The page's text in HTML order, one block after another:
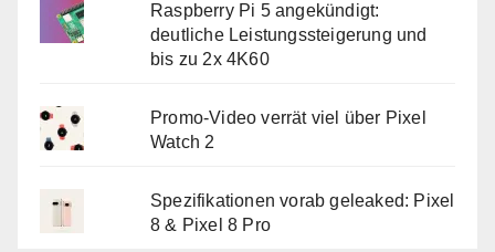
Raspberry Pi 5 angekündigt:
deutliche Leistungssteigerung und
bis zu 2x 4K60
Promo-Video verrät viel über Pixel
Watch 2
Spezifikationen vorab geleaked: Pixel
8 & Pixel 8 Pro